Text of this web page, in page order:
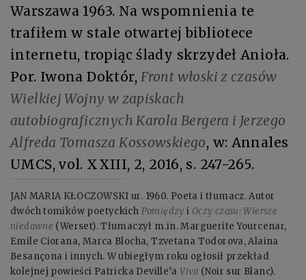
Warszawa 1963. Na wspomnienia te
trafiłem w stale otwartej bibliotece
internetu, tropiąc ślady skrzydeł Anioła.
Por. Iwona Doktór,Front włoski z czasów
Wielkiej Wojny w zapiskach
autobiograficznych Karola Bergera i Jerzego
Alfreda Tomasza Kossowskiego, w: Annales
UMCS, vol. XXIII, 2, 2016, s. 247-265.
JAN MARIA KŁOCZOWSKI ur. 1960. Poeta i tłumacz. Autor
dwóch tomików poetyckich Pomiędzy i Oczy czasu: Wiersze
niedawne (Werset). Tłumaczył m.in. Marguerite Yourcenar,
Emile Ciorana, Marca Blocha, Tzvetana Todorova, Alaina
Besançona i innych. W ubiegłym roku ogłosił przekład
kolejnej powieści Patricka Deville’a Viva (Noir sur Blanc).